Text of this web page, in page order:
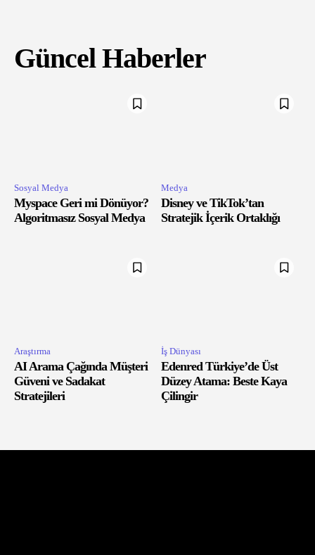
Güncel Haberler
Sosyal Medya
Myspace Geri mi Dönüyor?
Algoritmasız Sosyal Medya
Medya
Disney ve TikTok’tan
Stratejik İçerik Ortaklığı
Araştırma
AI Arama Çağında Müşteri
Güveni ve Sadakat
Stratejileri
İş Dünyası
Edenred Türkiye’de Üst
Düzey Atama: Beste Kaya
Çilingir